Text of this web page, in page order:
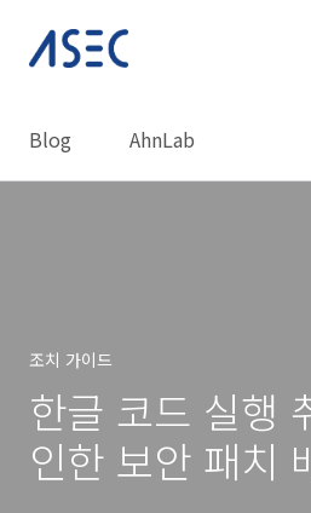
Blog AhnLab
조치 가이드
한글 코드 실행
인한 보안 패치